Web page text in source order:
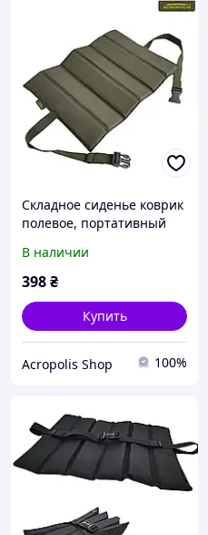
Складное сиденье коврик
полевое, портативный
сиденья с ремешком и
фастексом
В наличии
398₴
Купить
Acropolis Shop 100%